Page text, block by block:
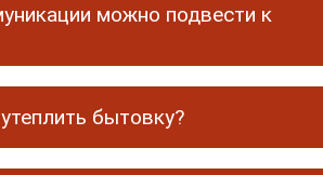
можно подвести к
бытовку?